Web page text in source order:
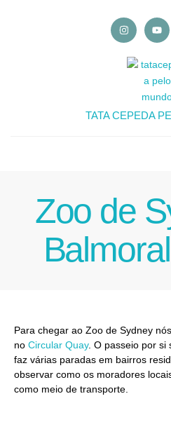
TATA CEPEDA
Zoo de
Para chegar ao Zoo de Sydney
no Circular Quay. O passeio por si
faz várias paradas em bairros
observar como os moradores
como meio de transporte.